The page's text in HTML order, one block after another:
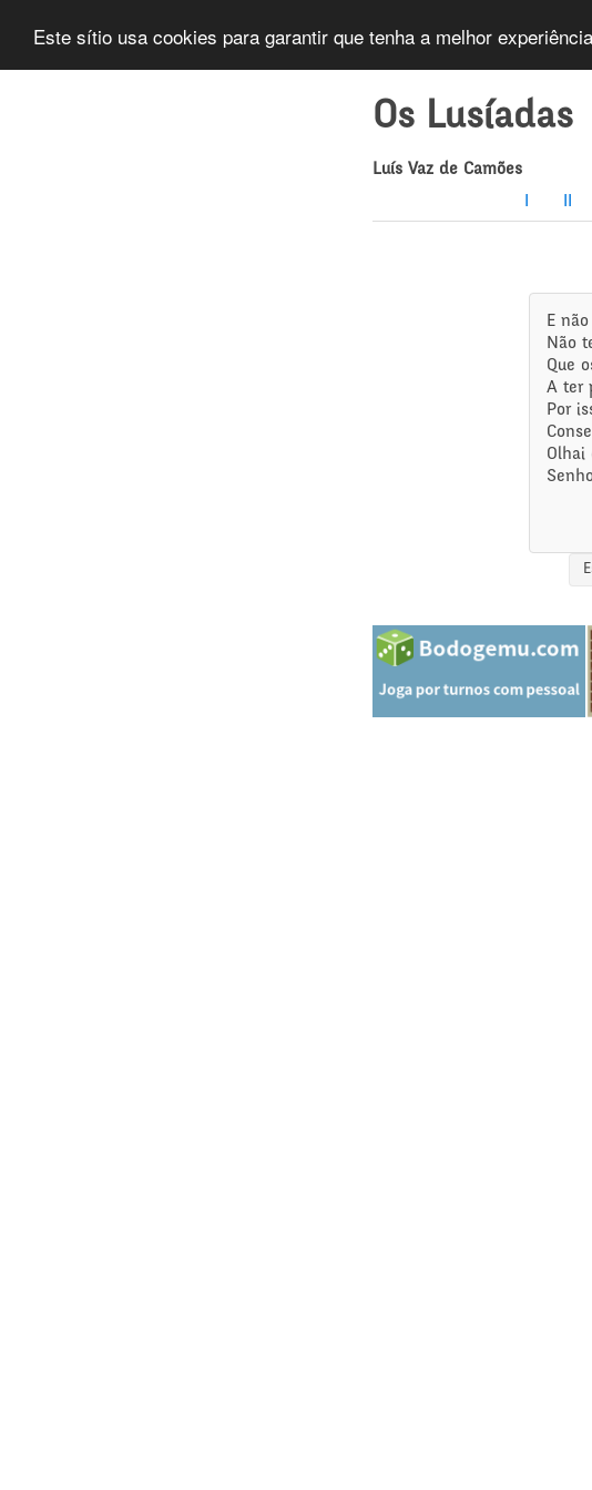
Este sítio usa cookies para garantir que tenha a melhor
Os Lusíadas
Luís Vaz de Camões
E
Não
Que
A ter
Por
Olhai